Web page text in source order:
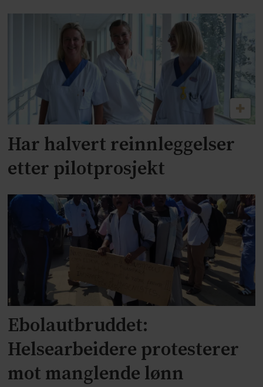
Har halvert reinnleggelser
etter pilotprosjekt
Ebolautbruddet:
Helsearbeidere protesterer
mot manglende lønn